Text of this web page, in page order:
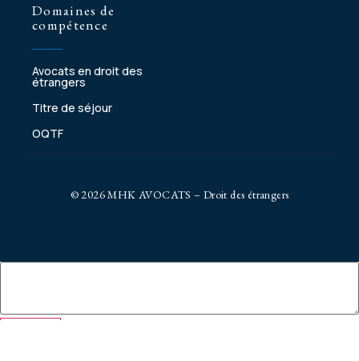
Domaines de
compétence
Avocats en droit des
étrangers
Titre de séjour
OQTF
© 2026 MHK AVOCATS – Droit des étrangers